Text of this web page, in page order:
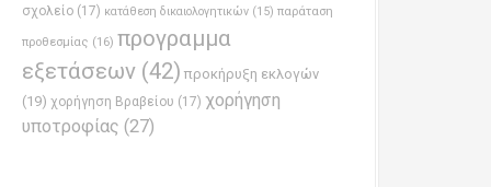
σχολείο (17) κατάθεση δικαιολογητικών (15) παράταση
προθεσμίας (16) προγραμμα
εξετάσεων (42) προκήρυξη εκλογών
(19) χορήγηση Βραβείου (17) χορήγηση
υποτροφίας (27)